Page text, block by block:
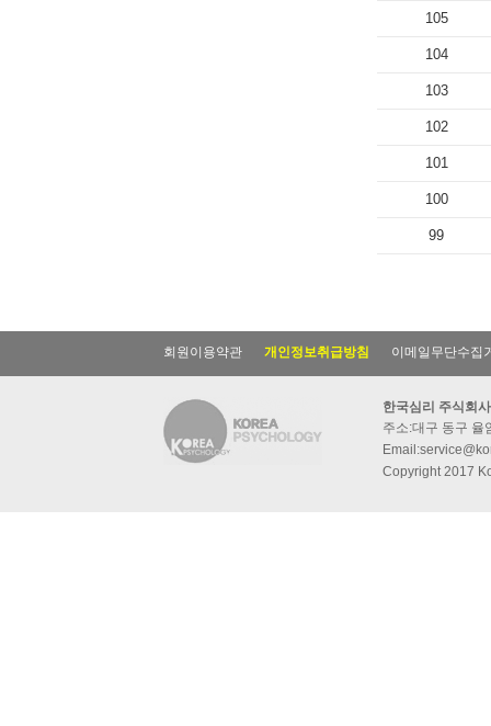
105
104
103
102
101
100
99
회원이용약관 개인정보취급방침 이메일무단수집
한국심리 주식회사
주소:대구 동구 율
Copyright 2017